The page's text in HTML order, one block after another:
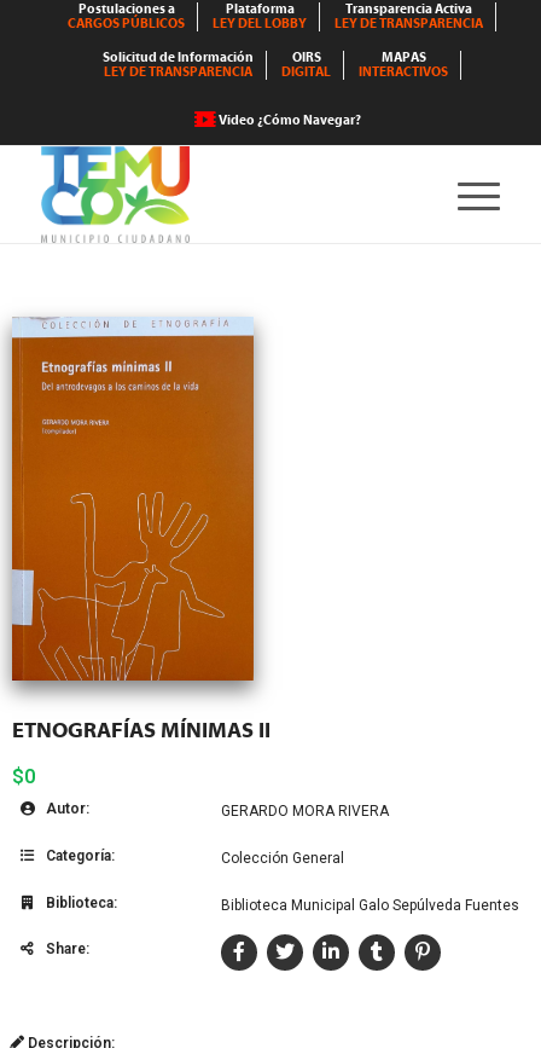
Postulaciones a
CARGOS PÚBLICOS
Plataforma
LEY DEL LOBBY
Transparencia Activa
LEY DE TRANSPARENCIA
Solicitud de Información
LEY DE TRANSPARENCIA
OIRS
DIGITAL
MAPAS
INTERACTIVOS
Video ¿Cómo Navegar?
ETNOGRAFÍAS MÍNIMAS II
$0
Autor: GERARDO MORA RIVERA
Categoría: Colección General
Biblioteca: Biblioteca Municipal Galo Sepúlveda Fuentes
Share:
Descripción: